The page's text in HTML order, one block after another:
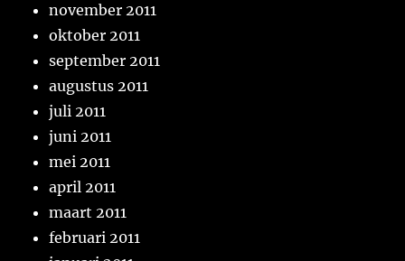
november 2011
oktober 2011
september 2011
augustus 2011
juli 2011
juni 2011
mei 2011
april 2011
maart 2011
februari 2011